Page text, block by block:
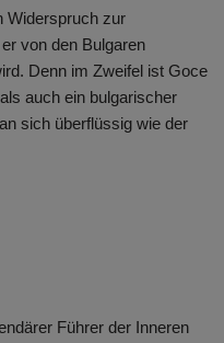
Widerspruch zur
von den Bulgaren
Denn im Zweifel ist Goce
auch ein bulgarischer
sich überflüssig wie der
Führer der Inneren